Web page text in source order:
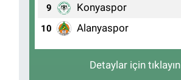
9 Konyaspor
10 Alanyaspor
Detaylar için tıklayın